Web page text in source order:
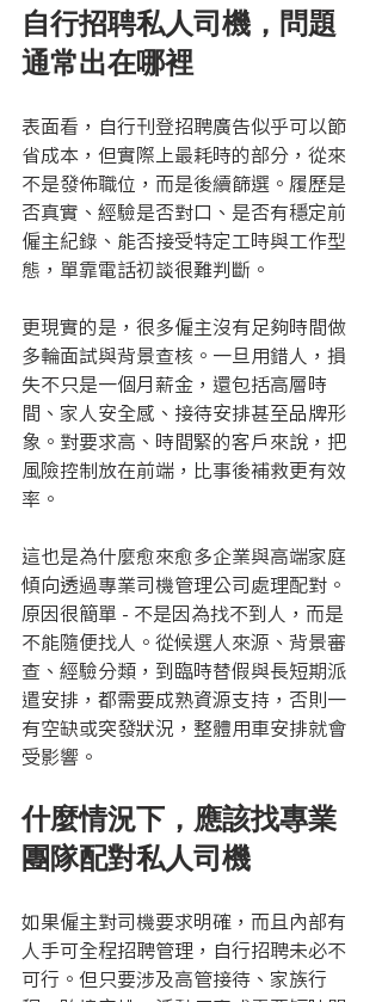
自行招聘私人司機，問題
通常出在哪裡
表面看，自行刊登招聘廣告似乎可以節
省成本，但實際上最耗時的部分，從來
不是發佈職位，而是後續篩選。履歷是
否真實、經驗是否對口、是否有穩定前
僱主紀錄、能否接受特定工時與工作型
態，單靠電話初談很難判斷。
更現實的是，很多僱主沒有足夠時間做
多輪面試與背景查核。一旦用錯人，損
失不只是一個月薪金，還包括高層時
間、家人安全感、接待安排甚至品牌形
象。對要求高、時間緊的客戶來說，把
風險控制放在前端，比事後補救更有效
率。
這也是為什麼愈來愈多企業與高端家庭
傾向透過專業司機管理公司處理配對。
原因很簡單 - 不是因為找不到人，而是
不能隨便找人。從候選人來源、背景審
查、經驗分類，到臨時替假與長短期派
遣安排，都需要成熟資源支持，否則一
有空缺或突發狀況，整體用車安排就會
受影響。
什麼情況下，應該找專業
團隊配對私人司機
如果僱主對司機要求明確，而且內部有
人手可全程招聘管理，自行招聘未必不
可行。但只要涉及高管接待、家族行